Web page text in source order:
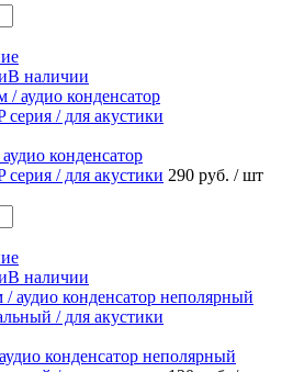
В наличии
конденсатор
/ для акустики 290 руб. / шт
В наличии
конденсатор неполярный